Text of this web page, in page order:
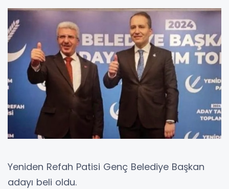
Yeniden Refah Patisi Genç Belediye Başkan
adayı beli oldu.